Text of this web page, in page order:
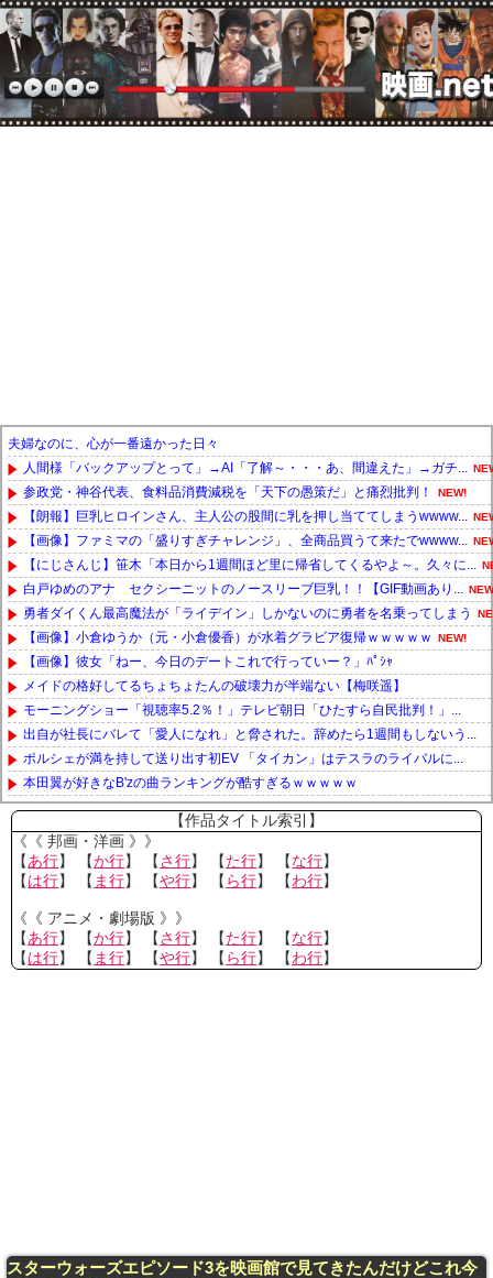
夫婦なのに、心が一番遠かった日々
人間様「バックアップとって」→AI「了解～・・・あ、間違えた」→ガチ...
参政党・神谷代表、食料品消費減税を「天下の愚策だ」と痛烈批判！ NEW!
【朗報】巨乳ヒロインさん、主人公の股間に乳を押し当ててしまうwwww...
【画像】ファミマの「盛りすぎチャレンジ」、全商品買うて来たでwwww...
【にじさんじ】笹木「本日から1週間ほど里に帰省してくるやよ～。久々に...
白戸ゆめのアナ セクシーニットのノースリーブ巨乳！！【GIF動画あり...
勇者ダイくん最高魔法が「ライデイン」しかないのに勇者を名乗ってしまう
【画像】小倉ゆうか（元・小倉優香）が水着グラビア復帰ｗｗｗｗｗ NEW!
【画像】彼女「ねー、今日のデートこれで行っていー？」ﾊﾟｼｬ
メイドの格好してるちょちょたんの破壊力が半端ない【梅咲遥】
モーニングショー「視聴率5.2％！」テレビ朝日「ひたすら自民批判！」...
出自が社長にバレて「愛人になれ」と脅された。辞めたら1週間もしないう...
ポルシェが満を持して送り出す初EV 「タイカン」はテスラのライバルに...
本田翼が好きなB'zの曲ランキングが酷すぎるｗｗｗｗｗ
Powered by livedoor 相互RSS
【作品タイトル索引】
《《 邦画・洋画 》》
【あ行】 【か行】 【さ行】 【た行】 【な行】
【は行】 【 ま行】 【や行】 【 ら行】 【わ行】
《《 アニメ・劇場版 》》
【あ行】 【か行】 【さ行】 【た行】 【な行】
【は行】 【 ま行】 【や行】 【 ら行】 【わ行】
スターウォーズエピソード3を映画館で見てきたんだけどこれ今